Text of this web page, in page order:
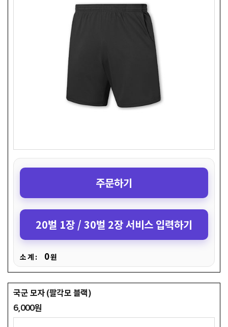
주문하기
20벌 1장 / 30벌 2장 서비스 입력하기
소 계 : 0원
국군 모자 (팔각모 블랙)
6,000원